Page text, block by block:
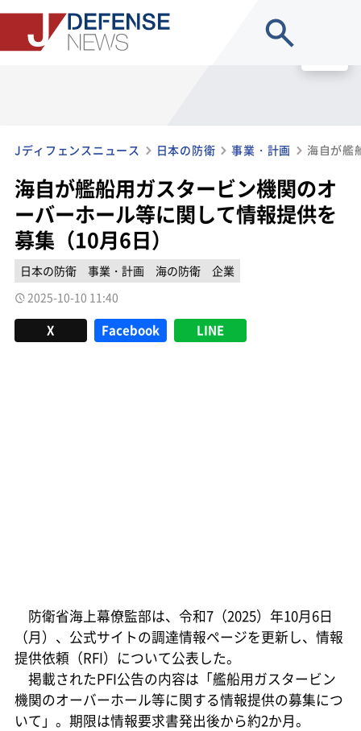
Jディフェンスニュース 日本の防衛 事業・計画
海自が艦船用ガスタービン機関のオ
ーバーホール等に関して情報提供を
募集（10月6日）
日本の防衛 事業・計画 海の防衛
企業
2025-10-10 11:40
X Facebook LINE
防衛省海上幕僚監部は、令和7（2025）年10月6日
（月）、公式サイトの調達情報ページを更新し、情報
提供依頼（RFI）について公表した。
掲載されたPFI公告の内容は「艦船用ガスタービン
機関のオーバーホール等に関する情報提供の募集につ
いて」。期限は情報要求書発出後から約2か月。